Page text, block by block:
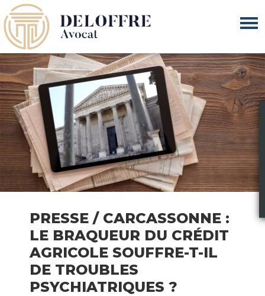
PRESSE / CARCASSONNE :
LE BRAQUEUR DU CRÉDIT
AGRICOLE SOUFFRE-T-IL
DE TROUBLES
PSYCHIATRIQUES ?